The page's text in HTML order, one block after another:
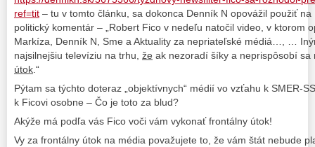
ref=tit – tu v tomto článku, sa dokonca Denník N opovážil použiť
politický komentár – „Robert Fico v nedeľu natočil video, v ktorom
Markíza, Denník N, Sme a Aktuality za nepriateľské médiá…, …
najsilnejšiu televíziu na trhu, že ak nezoradí šíky a neprispôsobí
útok .“
Pýtam sa týchto doteraz „objektívnych“ médií vo vzťahu k SMER-
k Ficovi osobne – Čo je toto za blud?
Akýže má podľa vás Fico voči vám vykonať frontálny útok!
Vy za frontálny útok na média považujete to, že vám štát nebude